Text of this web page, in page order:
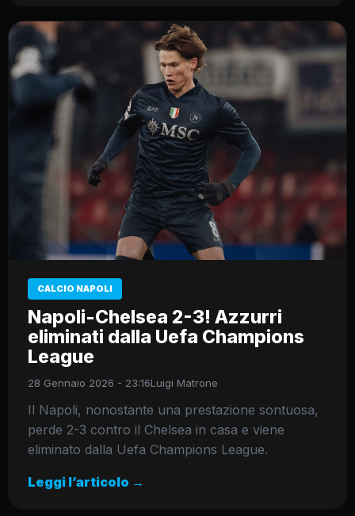
CALCIO NAPOLI
Napoli-Chelsea 2-3! Azzurri
eliminati dalla Uefa Champions
League
28 Gennaio 2026 - 23:16Luigi Matrone
Il Napoli, nonostante una prestazione sontuosa,
perde 2-3 contro il Chelsea in casa e viene
eliminato dalla Uefa Champions League.
Leggi l’articolo →